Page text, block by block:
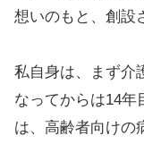
想いのもと、創設
私自身は、まず介
なってからは14年
は、高齢者向けの